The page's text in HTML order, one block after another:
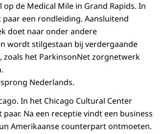
de Medical Mile in Grand Rapids. In
een rondleiding. Aansluitend
doet naar onder andere
wordt stilgestaan bij verdergaande
het ParkinsonNet zorgnetwerk
Nederlands.
In het Chicago Cultural Center
Na een receptie vindt een business
Amerikaanse counterpart ontmoeten.